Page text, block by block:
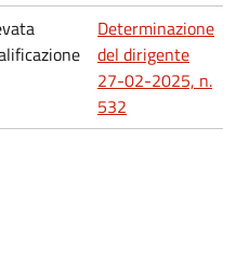
Determinazione
del dirigente
27-02-2025, n.
532